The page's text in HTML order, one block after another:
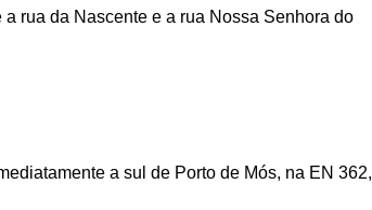
rua da Nascente e a rua Nossa Senhora do
a sul de Porto de Mós, na EN 362,